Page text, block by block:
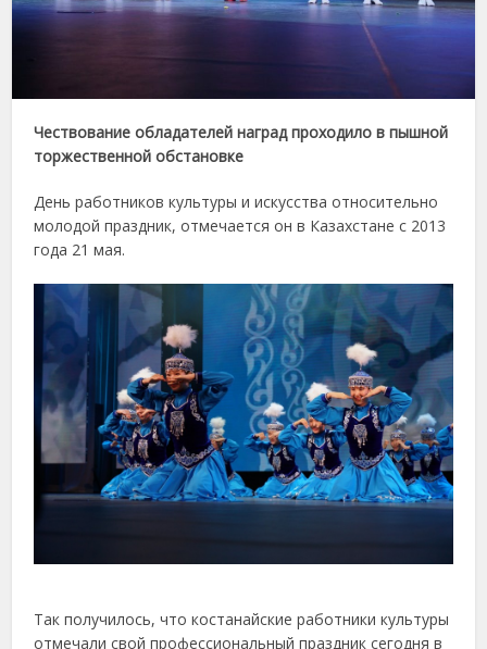
Чествование обладателей наград проходило в пышной
торжественной обстановке
День работников культуры и искусства относительно
молодой праздник, отмечается он в Казахстане с 2013
года 21 мая.
Так получилось, что костанайские работники культуры
отмечали свой профессиональный праздник сегодня в